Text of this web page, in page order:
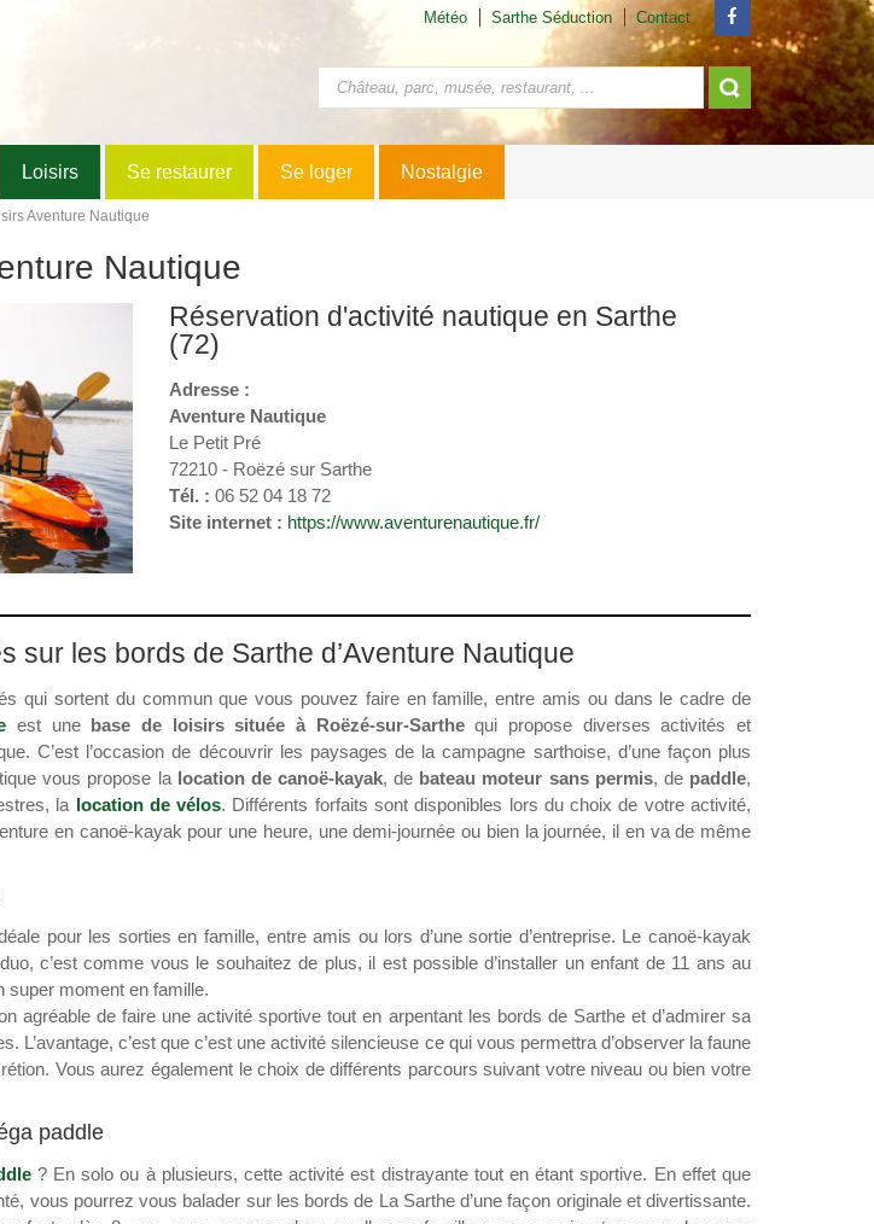
Météo Sarthe Séduction Contact
Loisirs Se restaurer Se loger Nostalgie
Aventure Nautique
Nautique
Réservation d'activité nautique en Sarthe
(72)
Adresse :
Aventure Nautique
Le Petit Pré
72210 - Roëzé sur Sarthe
Tél. :06 52 04 18 72
Site internet : https://www.aventurenautique.fr/
sur les bords de Sarthe d’Aventure Nautique
qui sortent du commun que vous pouvez faire en famille, entre amis ou dans le cadre de
est une base de loisirs située à Roëzé-sur-Sarthequi propose diverses activités et
C’est l’occasion de découvrir les paysages de la campagne sarthoise, d’une façon plus
vous propose la location de canoë-kayak, de bateau moteur sans permis, de paddle,
la location de vélos. Différents forfaits sont disponibles lors du choix de votre activité,
en canoë-kayak pour une heure, une demi-journée ou bien la journée, il en va de même
pour les sorties en famille, entre amis ou lors d’une sortie d’entreprise. Le canoë-kayak
c’est comme vous le souhaitez de plus, il est possible d’installer un enfant de 11 ans au
super moment en famille.
agréable de faire une activité sportive tout en arpentant les bords de Sarthe et d’admirer sa
L’avantage, c’est que c’est une activité silencieuse ce qui vous permettra d’observer la faune
Vous aurez également le choix de différents parcours suivant votre niveau ou bien votre
paddle
? En solo ou à plusieurs, cette activité est distrayante tout en étant sportive. En effet que
vous pourrez vous balader sur les bords de La Sarthe d’une façon originale et divertissante.